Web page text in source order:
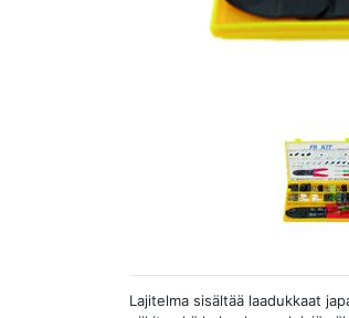
Lajitelma sisältää laadukkaat